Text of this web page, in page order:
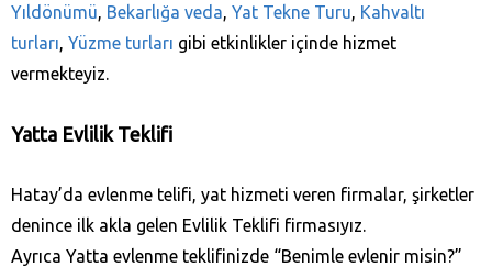
Yıldönümü Bekarlığa veda Yat Tekne Turu Kahvaltı
turları Yüzme turları gibi etkinlikler içinde hizmet
vermekteyiz.
Yatta Evlilik Teklifi
Hatay’da evlenme telifi, yat hizmeti veren firmalar, şirketler
denince ilk akla gelen Evlilik Teklifi firmasıyız.
Ayrıca Yatta evlenme teklifinizde “Benimle evlenir misin?”